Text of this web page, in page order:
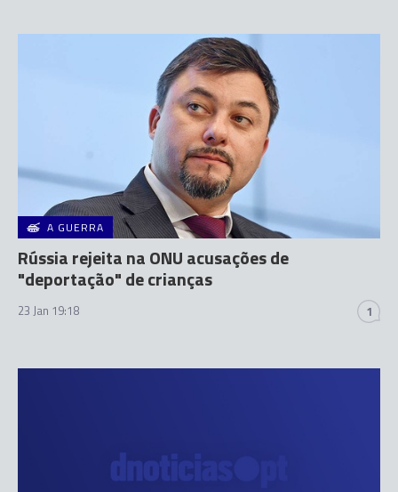
A GUERRA
Rússia rejeita na ONU acusações de
"deportação" de crianças
23 Jan 19:18 1